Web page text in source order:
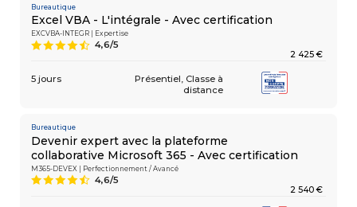
Achats
Ressources
et relations
sociales
Bureautique
Excel VBA - L'intégrale - Avec certification
EXCVBA-INTEGR | Expertise
2 425 €
9 4,6/5
5 jours Présentiel Classe à
distance
Bureautique
Devenir expert avec la plateforme
collaborative Microsoft 365 - Avec certification
M365-DEVEX | Perfectionnement / Avancé
2 540 €
9 4,6/5